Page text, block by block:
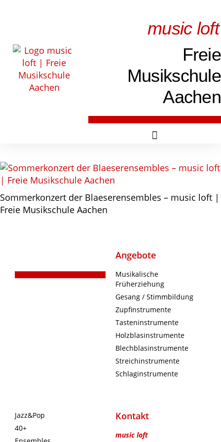
music loft
Freie
Musikschule
Aachen
Sommerkonzert der Blaeserensembles – music loft |
Freie Musikschule Aachen
Angebote
Musikalische
Früherziehung
Gesang / Stimmbildung
Zupfinstrumente
Tasteninstrumente
Holzblasinstrumente
Blechblasinstrumente
Streichinstrumente
Schlaginstrumente
Jazz&Pop
40+
Kontakt
music loft